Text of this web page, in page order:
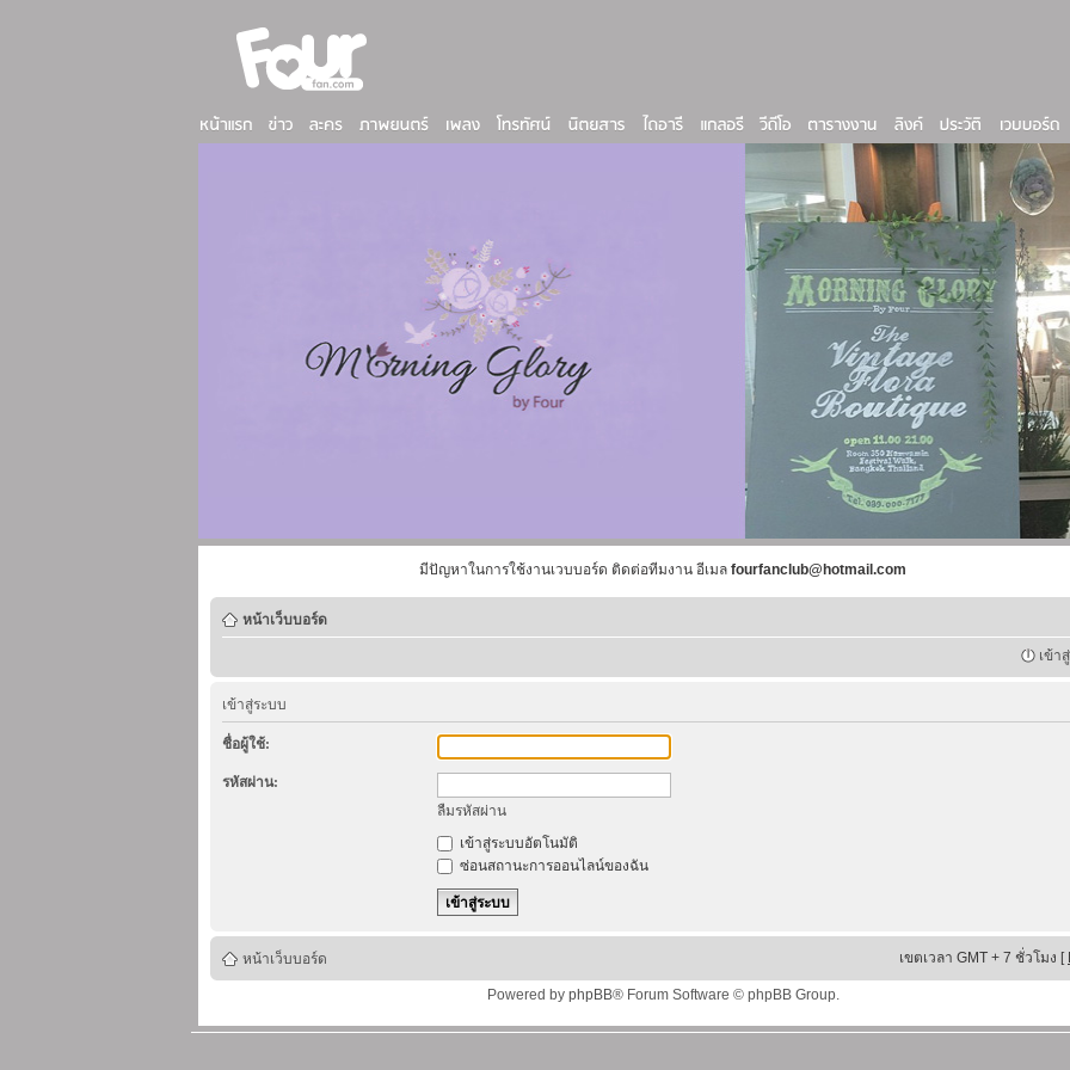
มีปัญหาในการใช้งานเวบบอร์ด ติดต่อทีมงาน อีเมล fourfanclub@hotmail.com
หน้าเว็บบอร์ด
เข้า
เข้าสู่ระบบ
ชื่อผู้ใช้:
รหัสผ่าน:
ลืมรหัสผ่าน
เข้าสู่ระบบอัตโนมัติ
ซ่อนสถานะการออนไลน์ของฉัน
หน้าเว็บบอร์ด เขตเวลา GMT + 7 ชั่วโมง [
Powered by phpBB® Forum Software © phpBB Group.